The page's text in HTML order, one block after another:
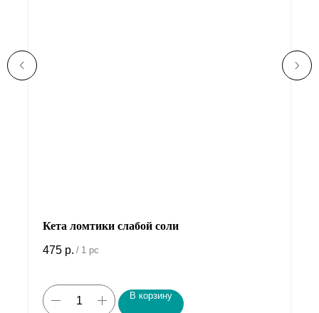
Кета ломтики слабой соли
475 р. / 1 pc
В корзину